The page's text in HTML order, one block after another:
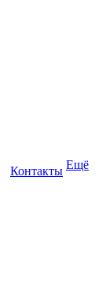
Контакты Ещё